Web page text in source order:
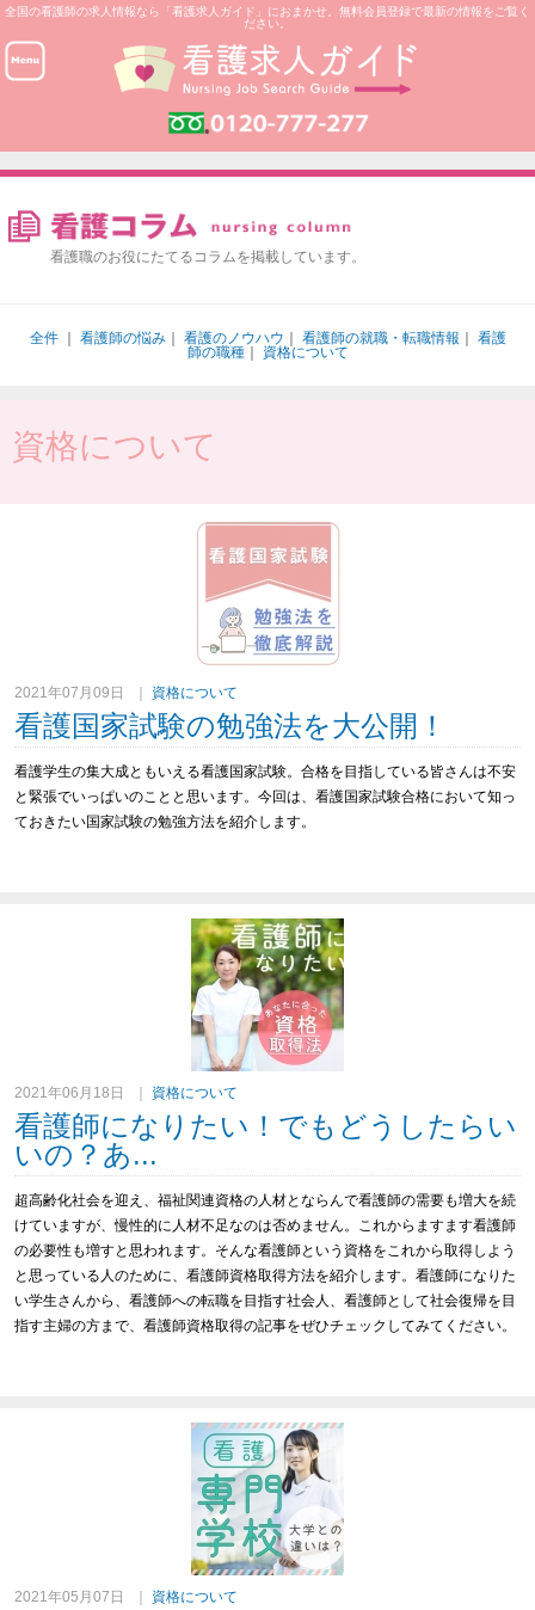
全国の看護師の求人情報なら「看護求人ガイド」におまかせ。無料会員登録で最新の情報をご覧く
ださい。
看護職のお役にたてるコラムを掲載しています。
全件｜ 看護師の悩み｜ 看護のノウハウ 看護師の就職・転職情報
看護
師の職種｜ 資格について
資格について
2021年07月09日 資格について
看護国家試験の勉強法を大公開！
看護学生の集大成ともいえる看護国家試験。 合格を目指している皆さんは不安
と緊張でいっぱいのことと思います。 今回は、看護国家試験合格において知っ
ておきたい国家試験の勉強方法を紹介します。
2021年06月18日 資格について
看護師になりたい！でもどうしたらい
いの？あ...
超高齢化社会を迎え、福祉関連資格の人材とならんで看護師の需要も増大を続
けていますが、慢性的に人材不足なのは否めません。 これからますます看護師
の必要性も増すと思われます。 そんな看護師という資格をこれから取得しよう
と思っている人のために、看護師資格取得方法を紹介します。 看護師になりた
い学生さんから、看護師への転職を目指す社会人、看護師として社会復帰を目
指す主婦の方まで、看護師資格取得の記事をぜひチェックしてみてください。
2021年05月07日 資格について